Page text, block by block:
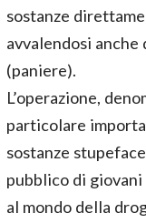
sostanze
avvalendosi anche
(paniere).
L’operazione,
particolare
sostanze
pubblico di giovani
al mondo della